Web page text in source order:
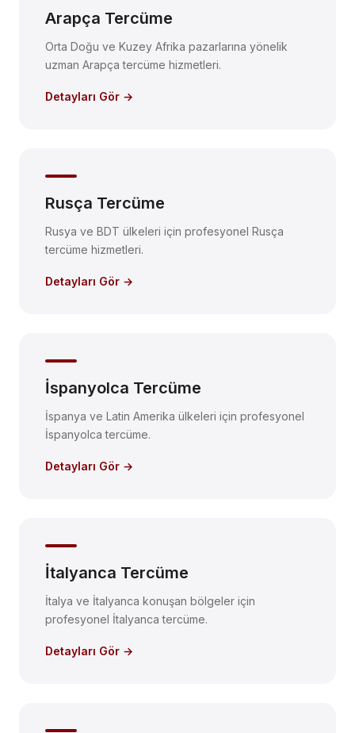
Arapça Tercüme
Orta Doğu ve Kuzey Afrika pazarlarına yönelik
uzman Arapça tercüme hizmetleri.
Detayları Gör →
Rusça Tercüme
Rusya ve BDT ülkeleri için profesyonel Rusça
tercüme hizmetleri.
Detayları Gör →
İspanyolca Tercüme
İspanya ve Latin Amerika ülkeleri için profesyonel
İspanyolca tercüme.
Detayları Gör →
İtalyanca Tercüme
İtalya ve İtalyanca konuşan bölgeler için
profesyonel İtalyanca tercüme.
Detayları Gör →